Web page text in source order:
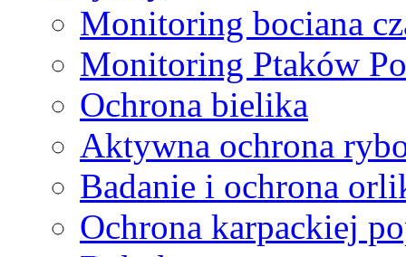
Monitoring bociana
Monitoring Ptaków
Ochrona bielika
Aktywna ochrona
Badanie i ochrona
Ochrona karpackiej